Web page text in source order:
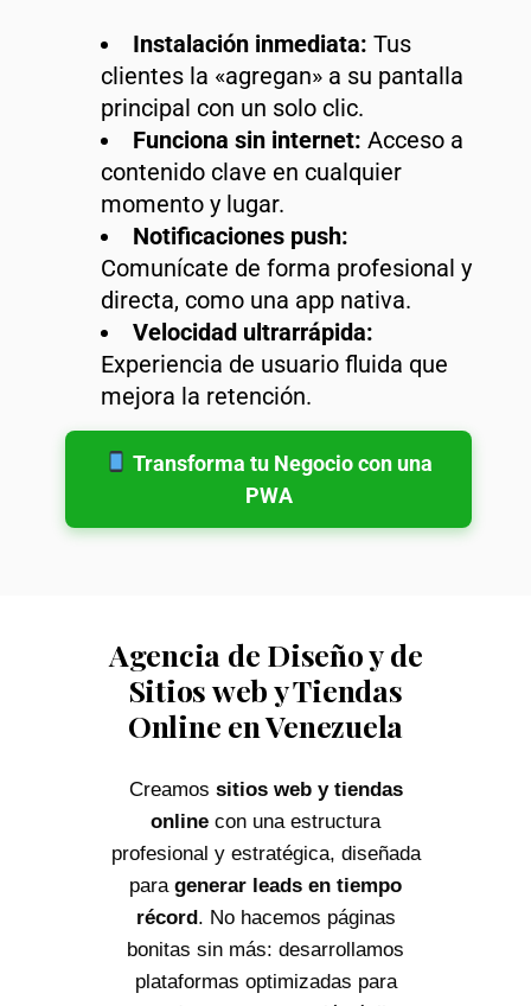
Instalación inmediata: Tus
clientes la «agregan» a su pantalla
principal con un solo clic.
Funciona sin internet: Acceso a
contenido clave en cualquier
momento y lugar.
Notificaciones push:
Comunícate de forma profesional y
directa, como una app nativa.
Velocidad ultrarrápida:
Experiencia de usuario fluida que
mejora la retención.
Transforma tu Negocio con una
PWA
Agencia de Diseño y de
Sitios web y Tiendas
Online en Venezuela
Creamos sitios web y tiendas
online con una estructura
profesional y estratégica, diseñada
para generar leads en tiempo
récord. No hacemos páginas
bonitas sin más: desarrollamos
plataformas optimizadas para